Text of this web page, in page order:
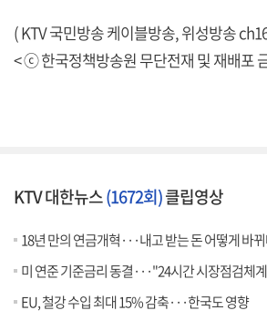
( KTV 국민방송 케이블방송, 위성방송
< ⓒ 한국정책방송원 무단전재 및 재배포
KTV 대한뉴스(1672회)클립영상
18년 만의 연금개혁···내고 받는 돈 어떻게 바
미 연준 기준금리 동결···"24시간 시장점검체
EU, 철강 수입 최대 15% 감축···한국도 영향